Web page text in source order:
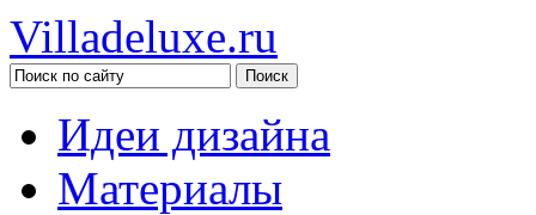
Villadeluxe.ru
Идеи дизайна
Материалы